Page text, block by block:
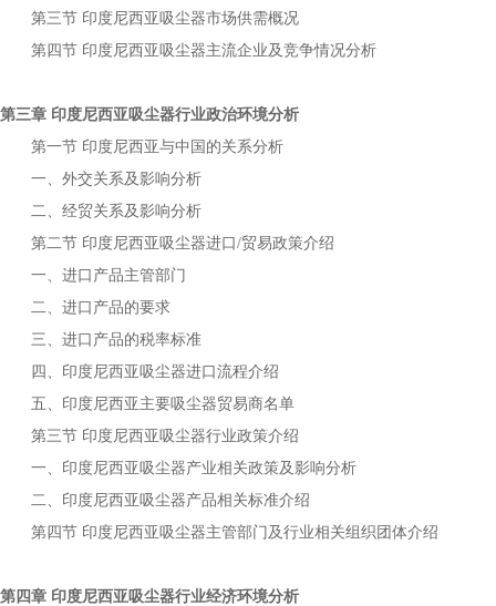
第三节 印度尼西亚吸尘器市场供需概况
第四节 印度尼西亚吸尘器主流企业及竞争情况分析
第三章 印度尼西亚吸尘器行业政治环境分析
第一节 印度尼西亚与中国的关系分析
一、外交关系及影响分析
二、经贸关系及影响分析
第二节 印度尼西亚吸尘器进口/贸易政策介绍
一、进口产品主管部门
二、进口产品的要求
三、进口产品的税率标准
四、 印度尼西亚吸尘器进口流程介绍
五、 印度尼西亚 主要吸尘器贸易商名单
第三节 印度尼西亚吸尘器行业政策介绍
一、 印度尼西亚吸尘器产业相关政策及影响分析
二、 印度尼西亚吸尘器产品相关标准介绍
第四节 印度尼西亚吸尘器主管部门及行业相关组织团体介绍
第四章 印度尼西亚吸尘器行业经济环境分析